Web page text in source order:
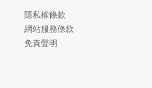
隱私權條款
網站服務條款
免責聲明